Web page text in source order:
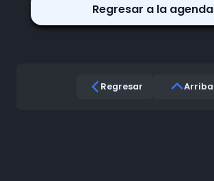
Regresar a la agenda
Regresar Arriba